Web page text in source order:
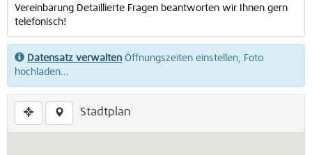
Vereinbarung Detaillierte Fragen beantworten wir Ihnen gern
telefonisch!
Datensatz verwalten Öffnungszeiten einstellen, Foto
hochladen...
Stadtplan